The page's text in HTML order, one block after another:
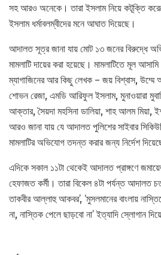
সহ আরও অনেকে। তারা ইসলাম নিয়ে কটূক্তি
ইসলাম ধর্মাবলম্বীদের মনে আঘাত দিয়েছে।
আদালত সূত্র জানা যায় মোট ১৩ জনের বিরুদ্ধে
মামলাটি দায়ের করা হয়েছে। মামলাটিতে মূল
ম্যাগাজিনের আর কিছু লেখক – জয় বিশ্বাস, উম্মে
শোভন রেজা, এমডি আরিফুল ইসলাম, মুনাওয়ারা
আক্তার, সৈয়দা মহসিনা ডালিয়া, শাহ আলম মিয়া,
আরও জানা যায় যে আদালত পুলিশের সাইবার
মামলাটির অভিযোগ তদন্ত করার জন্য নির্দেশ
এদিকে সকাল ১১টা থেকেই আদালত প্রাঙ্গণে
হেফাজত কর্মী। তারা বিকেল ৪টা পর্যন্ত আদালত
তাকবীর আল্লাহু আকবর’, ‘মুসলমানের বাংলায়
না, নাস্তিক পেলে ছাড়বো না’ ইত্যাদি স্লোগান